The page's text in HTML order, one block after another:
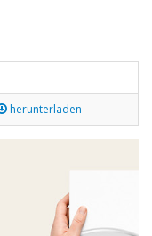
herunterladen